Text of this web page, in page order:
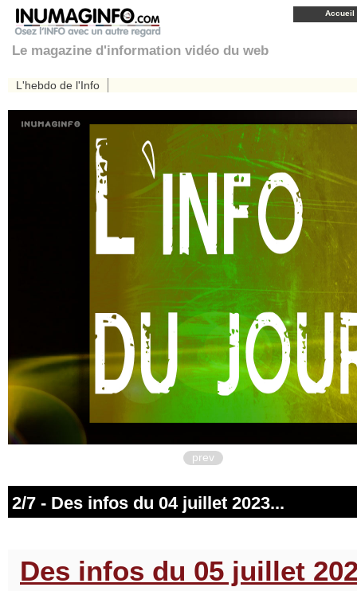
Accueil
Le magazine d'information vidéo du web
L'hebdo de l'Info
prev
2/7 - Des infos du 04 juillet 2023...
Des infos du 05 juillet